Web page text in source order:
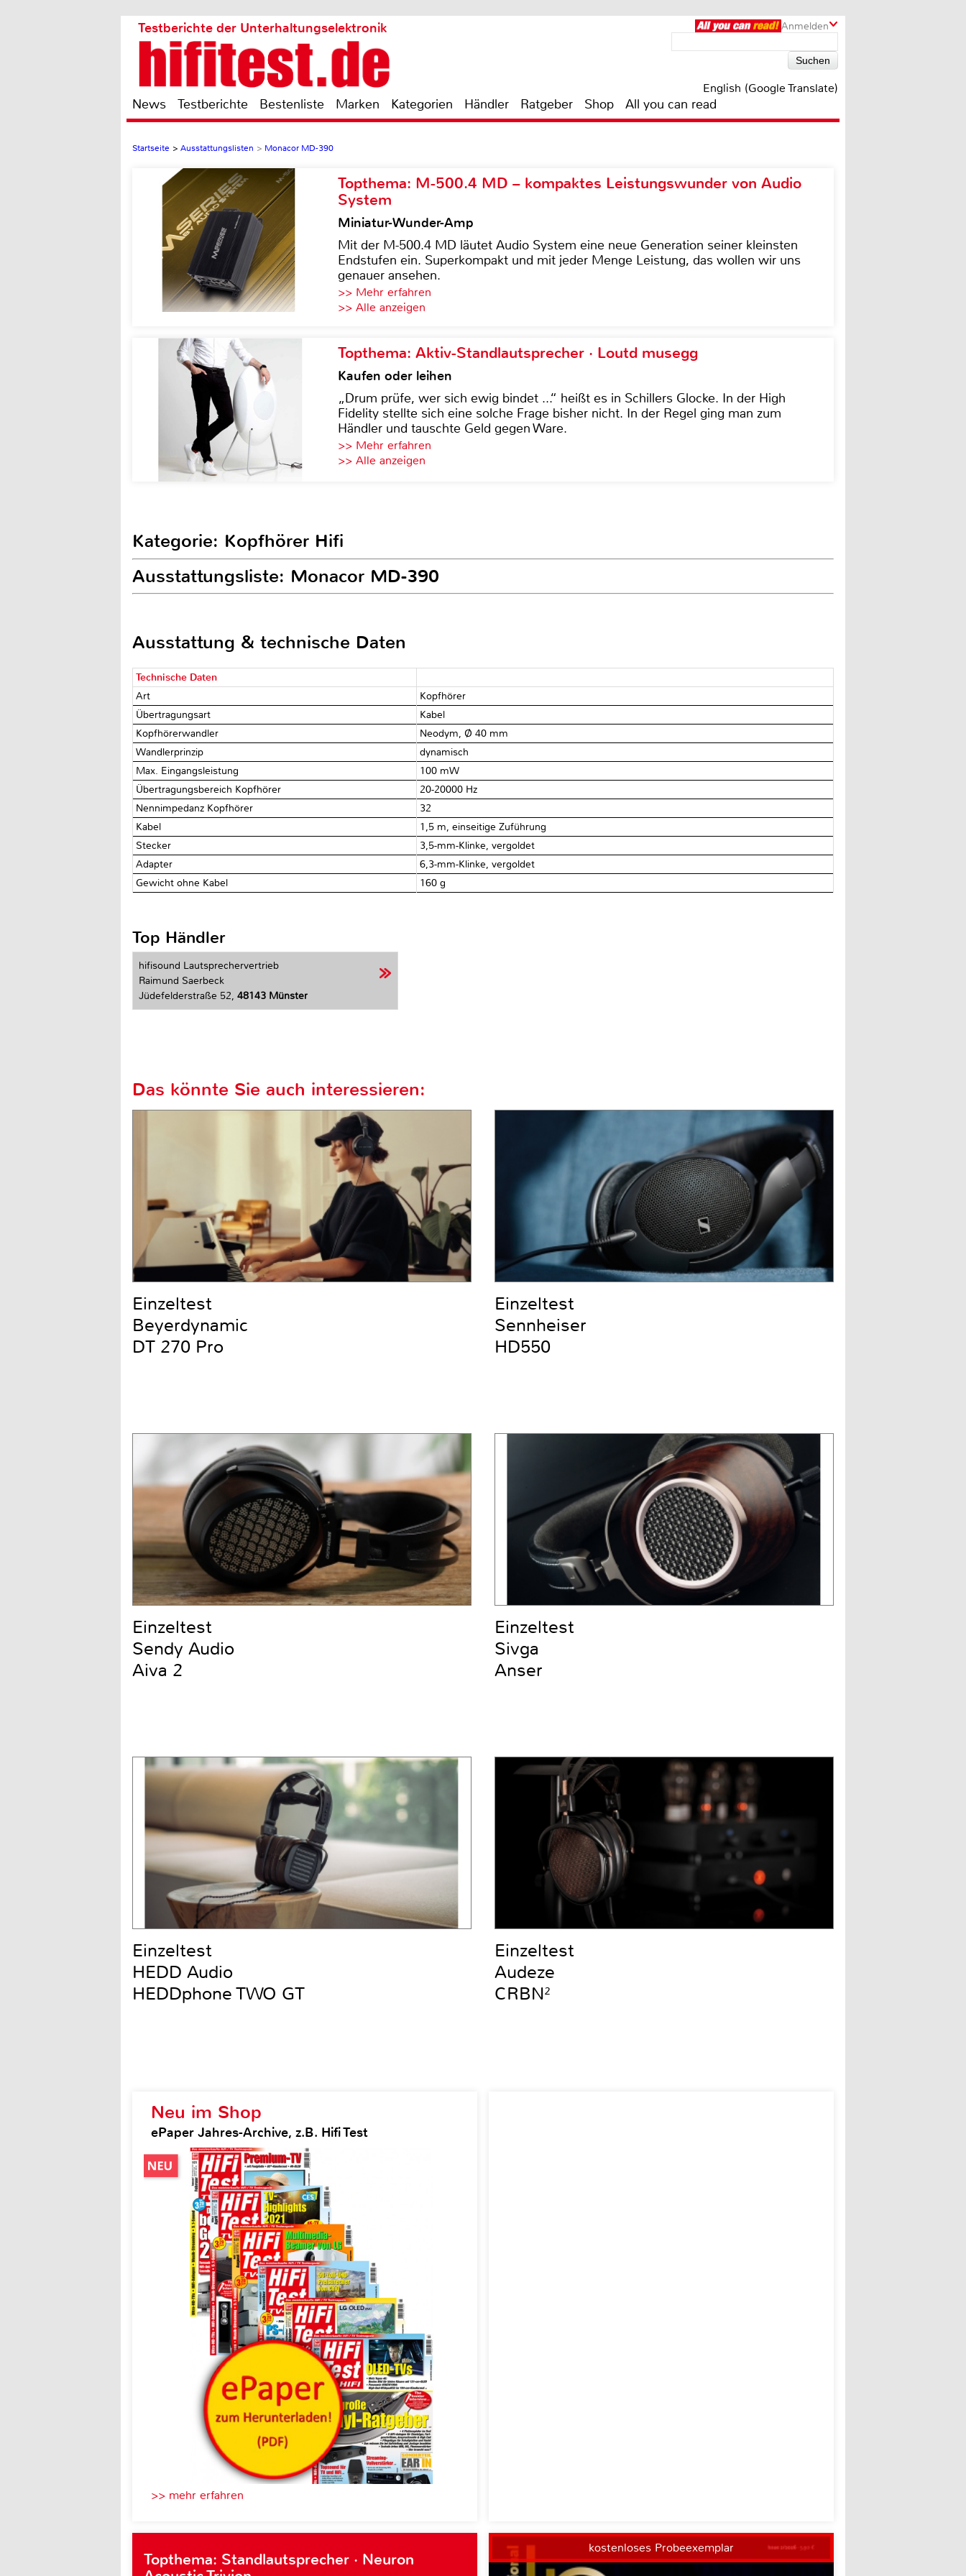
Anmelden
Testberichte der Unterhaltungselektronik
English (Google Translate)
News Testberichte Bestenliste Marken Kategorien Händler Ratgeber Shop All you can read
Startseite > Ausstattungslisten > Monacor MD-390
Topthema: M-500.4 MD – kompaktes Leistungswunder von Audio
System
Miniatur-Wunder-Amp
Mit der M-500.4 MD läutet Audio System eine neue Generation seiner kleinsten
Endstufen ein. Superkompakt und mit jeder Menge Leistung, das wollen wir uns
genauer ansehen.
>> Mehr erfahren
>> Alle anzeigen
Topthema: Aktiv-Standlautsprecher · Loutd musegg
Kaufen oder leihen
„Drum prüfe, wer sich ewig bindet ...“ heißt es in Schillers Glocke. In der High
Fidelity stellte sich eine solche Frage bisher nicht. In der Regel ging man zum
Händler und tauschte Geld gegen Ware.
>> Mehr erfahren
>> Alle anzeigen
Kategorie: Kopfhörer Hifi
Ausstattungsliste: Monacor MD-390
Ausstattung & technische Daten
Technische Daten
Art
Kopfhörer
Übertragungsart
Kabel
Kopfhörerwandler
Neodym, Ø 40 mm
Wandlerprinzip
dynamisch
Max. Eingangsleistung
100 mW
Übertragungsbereich Kopfhörer
20-20000 Hz
Nennimpedanz Kopfhörer
32 Ω
Kabel
1,5 m, einseitige Zuführung
Stecker
3,5-mm-Klinke, vergoldet
Adapter
6,3-mm-Klinke, vergoldet
Gewicht ohne Kabel
160 g
Top Händler
hifisound Lautsprechervertrieb
Raimund Saerbeck
Jüdefelderstraße 52, 48143 Münster
Neu im Shop
ePaper Jahres-Archive, z.B. Hifi Test
>> mehr erfahren
Topthema: Standlautsprecher · Neuron
kostenloses Probeexemplar
Das könnte Sie auch interessieren:
Einzeltest
Beyerdynamic
DT 270 Pro
Einzeltest
Sennheiser
HD550
Einzeltest
Sendy Audio
Aiva 2
Einzeltest
Sivga
Anser
Einzeltest
HEDD Audio
HEDDphone TWO GT
Einzeltest
Audeze
CRBN²